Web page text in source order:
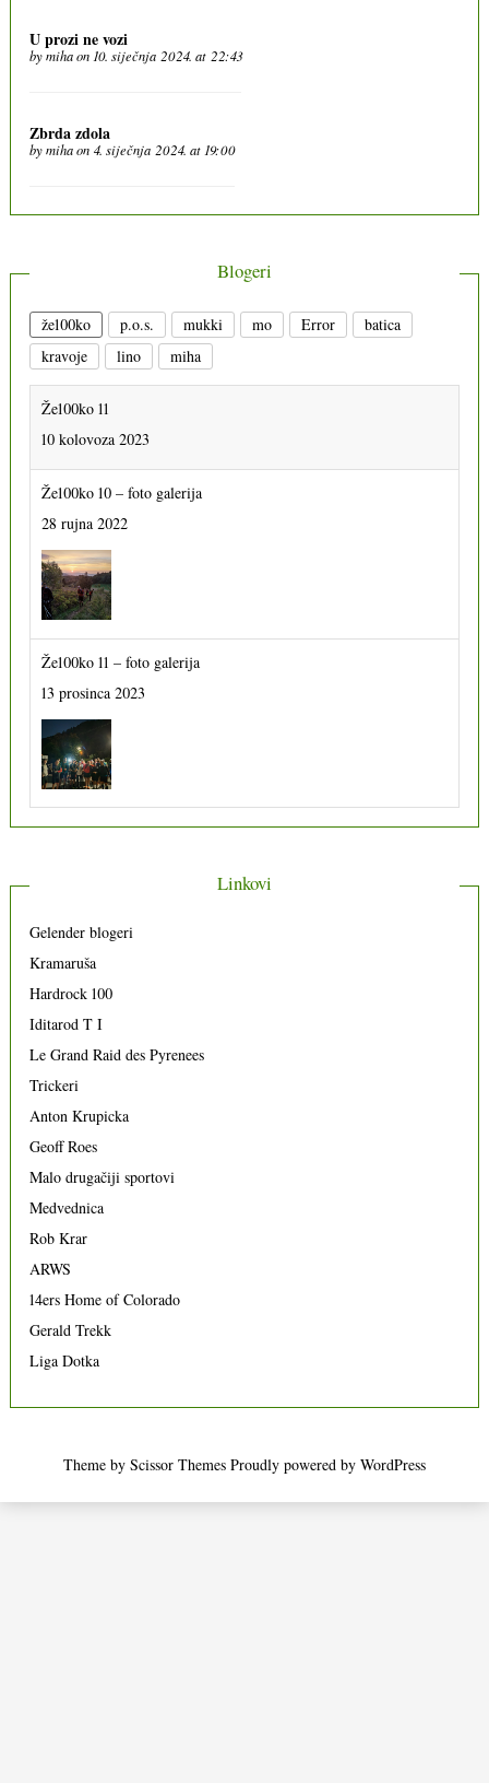
U prozi ne vozi
bymihaon 10. siječnja 2024. at 22:43
Zbrda zdola
bymihaon 4. siječnja 2024. at 19:00
Blogeri
že100ko p.o.s. mukki mo Error
batica
kravoje
lino miha
Že100ko 11
10 kolovoza 2023
Že100ko 10 – foto galerija
28 rujna 2022
Že100ko 11 – foto galerija
13 prosinca 2023
Linkovi
Gelender blogeri
Kramaruša
Hardrock 100
Iditarod T I
Le Grand Raid des Pyrenees
Trickeri
Anton Krupicka
Geoff Roes
Malo drugačiji sportovi
Medvednica
Rob Krar
ARWS
14ers Home of Colorado
Gerald Trekk
Liga Dotka
Theme by Scissor Themes Proudly powered by WordPress